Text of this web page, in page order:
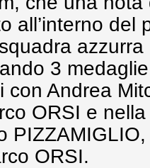
all’interno del
3
con Andrea
ORSI e
ORSI.